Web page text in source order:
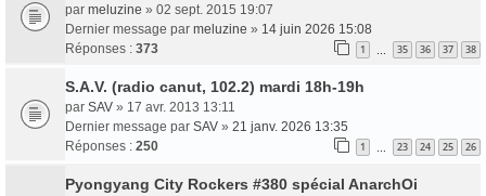
par meluzine » 02 sept. 2015 19:07
Dernier message par meluzine » 14 juin 2026 15:08
Réponses : 373 1 35 36 37 38
S.A.V. (radio canut, 102.2) mardi 18h-19h
par SAV » 17 avr. 2013 13:11
Dernier message par SAV » 21 janv. 2026 13:35
Réponses : 250 1 23 24 25 26
Pyongyang City Rockers #380 spécial AnarchOi